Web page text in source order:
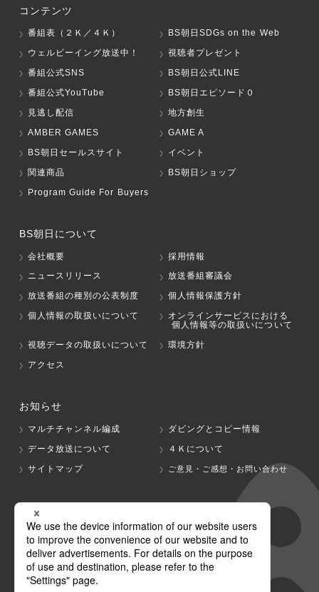
コンテンツ
番組表（２Ｋ／４Ｋ）
BS朝日SDGs on the Web
ウェルビーイング放送中！
視聴者プレゼント
番組公式SNS
BS朝日公式LINE
番組公式YouTube
BS朝日エピソード０
見逃し配信
地方創生
AMBER GAMES
GAME A
BS朝日セールスサイト
イベント
関連商品
BS朝日ショップ
Program Guide For Buyers
BS朝日について
会社概要
採用情報
ニュースリリース
放送番組審議会
放送番組の種別の公表制度
個人情報保護方針
個人情報の取扱いについて
オンラインサービスにおける
個人情報等の取扱いについて
視聴データの取扱いについて
環境方針
アクセス
お知らせ
マルチチャンネル編成
ダビングとコピー情報
データ放送について
４Ｋについて
サイトマップ
ご意見・ご感想・お問い合わせ
グループ会社
テレビ朝日 テレ朝チャンネル